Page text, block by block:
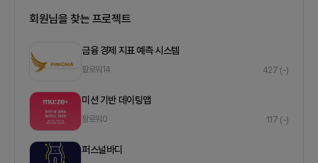
회원님을 찾는 프로젝트
금융 경제 지표 예측 시스템
팔로워 14 427 (-)
미션 기반 데이팅앱
팔로워 0 117 (-)
퍼스널바디